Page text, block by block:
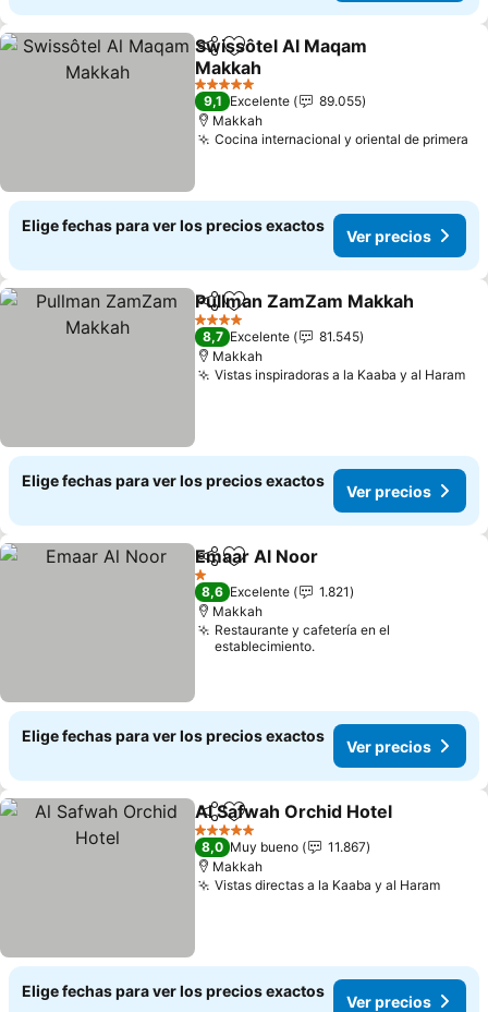
CompartirAgregar a favoritos
Swissôtel Al Maqam
Makkah
Ver precios
5 Estrellas
9,1 Excelente
89.055
Makkah
Cocina internacional y oriental de primera
Elige fechas para ver los precios exactos
Ver precios
CompartirAgregar a favoritos
Pullman ZamZam Makkah
4 Estrellas
8,7 Excelente
81.545
Makkah
Vistas inspiradoras a la Kaaba y al Haram
Elige fechas para ver los precios exactos
Ver precios
CompartirAgregar a favoritos
Emaar Al Noor
1 Estrellas
8,6 Excelente
1.821
Makkah
Restaurante y cafetería en el
establecimiento.
Elige fechas para ver los precios exactos
Ver precios
CompartirAgregar a favoritos
Al Safwah Orchid Hotel
5 Estrellas
8,0 Muy bueno
11.867
Makkah
Vistas directas a la Kaaba y al HaramVer
Elige fechas para ver los precios exactos
Ver precios